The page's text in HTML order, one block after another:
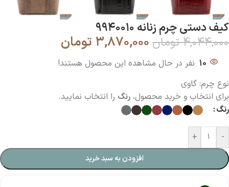
کیف دستی چرم زنانه ۹۹۴۰۰۱۰
۴,۰۴۴,۰۰۰ تومان ۳,۸۷۰,۰۰۰ تومان
10 نفر در حال مشاهده این محصول هستند!
نوع چرم: گاوی
برای انتخاب و خرید محصول، رنگ را انتخاب نمایید.
رنگ
-
+
افزودن به سبد خرید